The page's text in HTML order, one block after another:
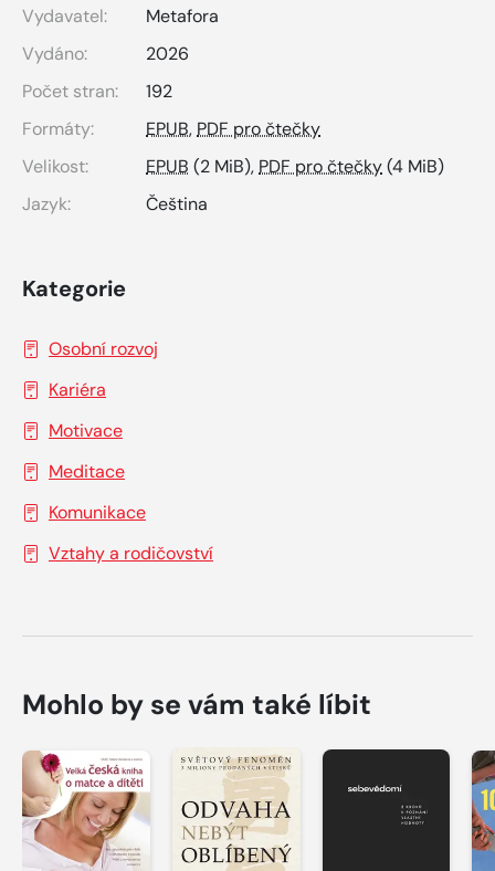
Vydavatel:
Metafora
Vydáno:
2026
Počet stran:
192
Formáty:
EPUB,PDF pro čtečky
Velikost:
EPUB (2 MiB),PDF pro čtečky(4 MiB)
Jazyk:
Čeština
Kategorie
Osobní rozvoj
Kariéra
Motivace
Meditace
Komunikace
Vztahy a rodičovství
Mohlo by se vám také líbit